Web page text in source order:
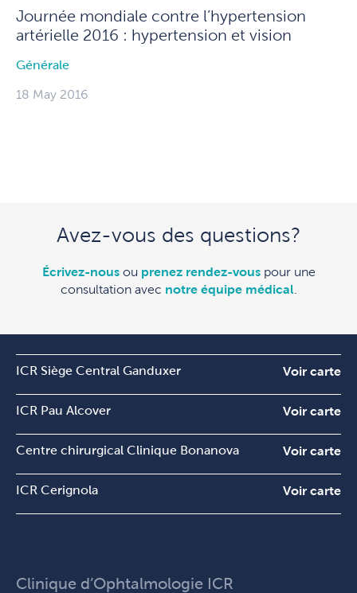
Journée mondiale contre l’hypertension
artérielle 2016 : hypertension et vision
Générale
18 May 2016
Avez-vous des questions?
Écrivez-nousou prenez rendez-vouspour une
consultation avec notre équipe médical.
ICR Siège Central Ganduxer Voir carte
ICR Pau Alcover Voir carte
Centre chirurgical Clinique Bonanova Voir carte
ICR Cerignola Voir carte
Clinique d’Ophtalmologie ICR